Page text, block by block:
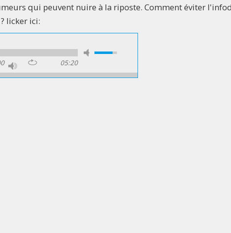
qui peuvent nuire à la riposte. Comment éviter
licker ici:
05:20